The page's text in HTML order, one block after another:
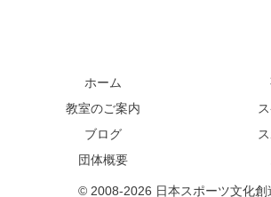
ホーム
教室のご案内
ブログ
団体概要
© 2008-2026 日本スポーツ文化創